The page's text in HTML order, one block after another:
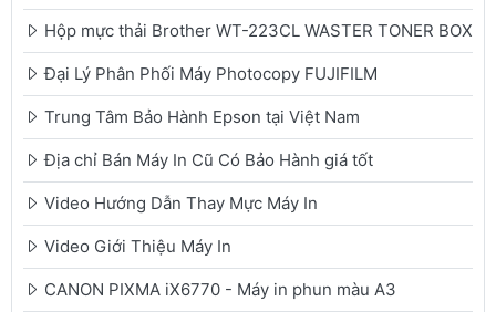
Hộp mực thải Brother WT-223CL WASTER TONER BOX
Đại Lý Phân Phối Máy Photocopy FUJIFILM
Trung Tâm Bảo Hành Epson tại Việt Nam
Địa chỉ Bán Máy In Cũ Có Bảo Hành giá tốt
Video Hướng Dẫn Thay Mực Máy In
Video Giới Thiệu Máy In
CANON PIXMA iX6770 - Máy in phun màu A3